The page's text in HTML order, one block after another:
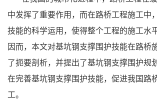
中发挥了重要作用，而在路桥工程施工中
技能的科学运用，使得整个工程的施工水
因而，本文对基坑钢支撑围护技能在路桥
了扼要剖析，并提出了基坑钢支撑围护规
在完善基坑钢支撑围护技能，促进我国路
工。